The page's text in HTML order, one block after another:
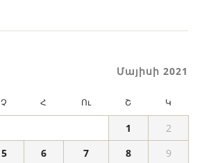
Մայիսի 2021
Չ Հ Ու Շ Կ
1
2
5 6 7 8
9